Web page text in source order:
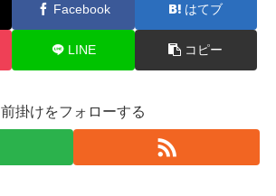
Facebook はてブ
LINE コピー
前掛けをフォローする